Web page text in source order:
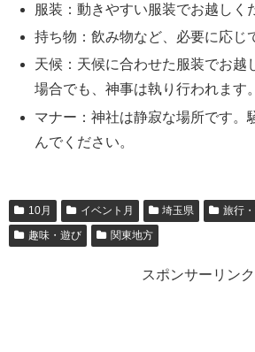
服装：動きやすい服装でお越しく
持ち物：飲み物など、必要に応じ
天候：天候に合わせた服装でお越
場合でも、神事は執り行われます。
マナー：神社は静寂な場所です。
んでください。
10月 イベント月 埼玉県 旅行
趣味・遊び
関東地方
スポンサーリンク